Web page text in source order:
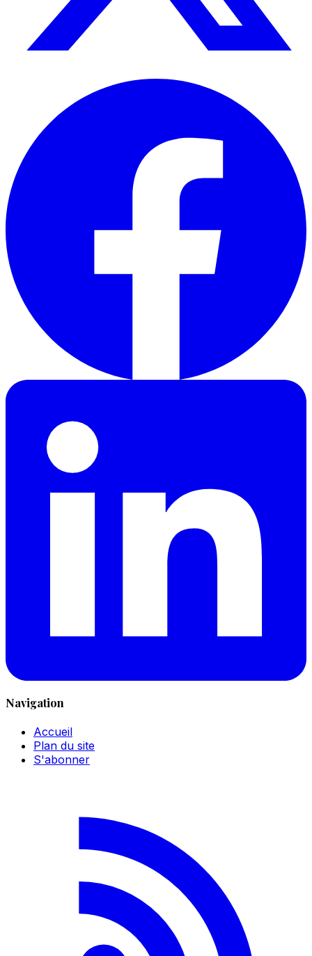
Navigation
Accueil
Plan du site
S'abonner